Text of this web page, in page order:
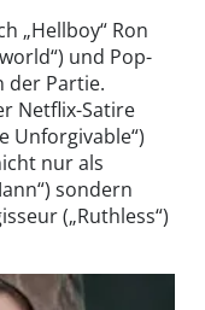
„Hellboy“ Ron
und Pop-
der Partie.
Netflix-Satire
Unforgivable“)
nur als
sondern
(„Ruthless“)